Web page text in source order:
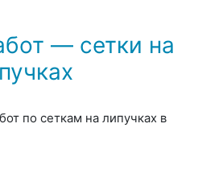
— сетки на
по сеткам на липучках в